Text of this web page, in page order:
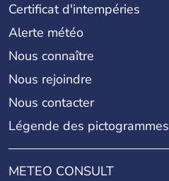
Certificat d'intempéries
Alerte météo
Nous connaître
Nous rejoindre
Nous contacter
Légende des pictogrammes
METEO CONSULT